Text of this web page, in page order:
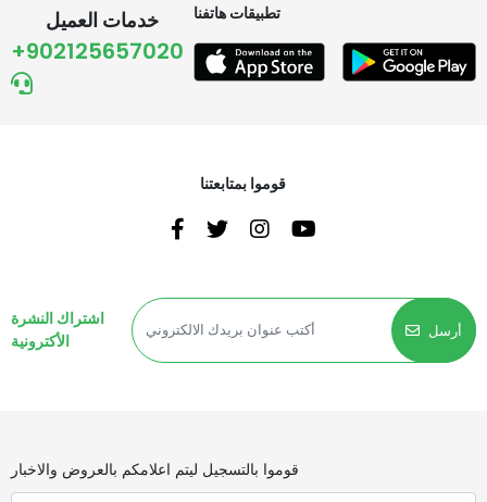
خدمات العميل
+902125657020
تطبيقات هاتفنا
قوموا بمتابعتنا
اشتراك النشرة
الأكترونية
أرسل
قوموا بالتسجيل ليتم اعلامكم بالعروض والاخبار